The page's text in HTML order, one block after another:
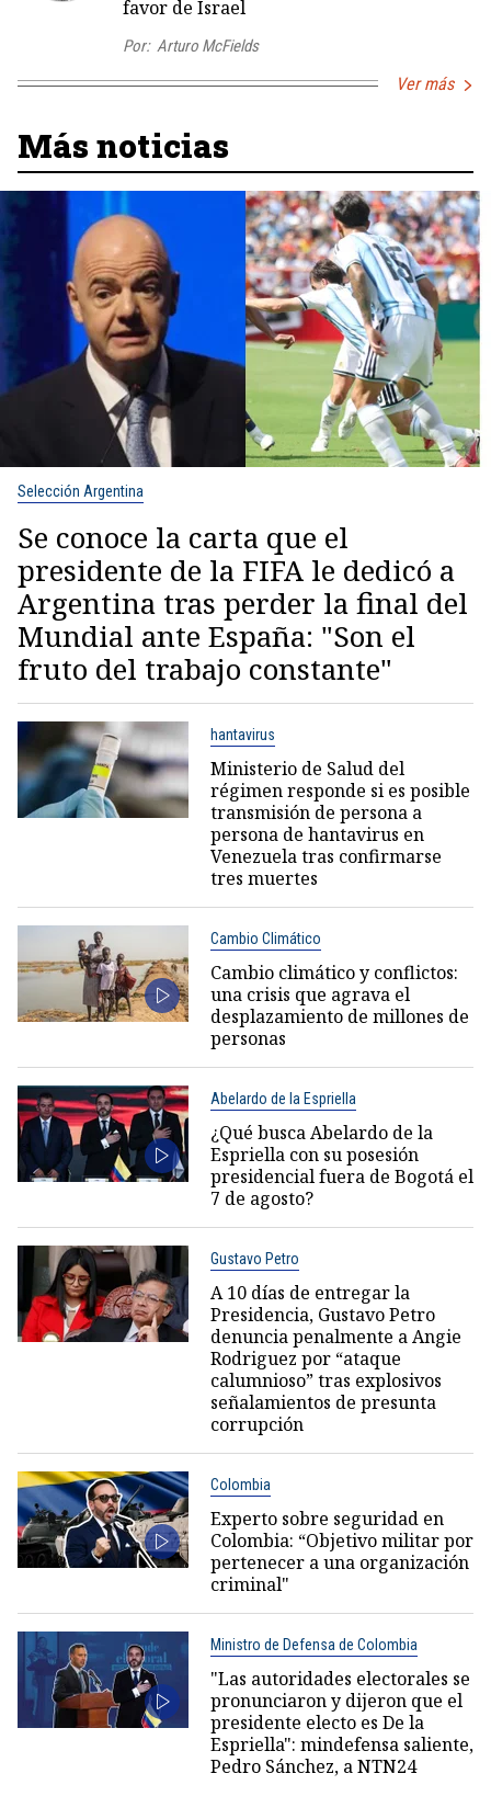
favor de Israel
Por: Arturo McFields
Ver más
Más noticias
Selección Argentina
Se conoce la carta que el
presidente de la FIFA le dedicó a
Argentina tras perder la final del
Mundial ante España: "Son el
fruto del trabajo constante"
hantavirus
Ministerio de Salud del
régimen responde si es posible
transmisión de persona a
persona de hantavirus en
Venezuela tras confirmarse
tres muertes
Cambio Climático
Cambio climático y conflictos:
una crisis que agrava el
desplazamiento de millones de
personas
Abelardo de la Espriella
¿Qué busca Abelardo de la
Espriella con su posesión
presidencial fuera de Bogotá el
7 de agosto?
Gustavo Petro
A 10 días de entregar la
Presidencia, Gustavo Petro
denuncia penalmente a Angie
Rodriguez por “ataque
calumnioso” tras explosivos
señalamientos de presunta
corrupción
Colombia
Experto sobre seguridad en
Colombia: “Objetivo militar por
pertenecer a una organización
criminal"
Ministro de Defensa de Colombia
"Las autoridades electorales se
pronunciaron y dijeron que el
presidente electo es De la
Espriella": mindefensa saliente,
Pedro Sánchez, a NTN24